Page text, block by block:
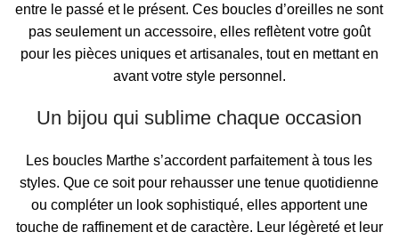
entre le passé et le présent. Ces boucles d’oreilles ne sont
pas seulement un accessoire, elles reflètent votre goût
pour les pièces uniques et artisanales, tout en mettant en
avant votre style personnel.
Un bijou qui sublime chaque occasion
Les boucles Marthe s’accordent parfaitement à tous les
styles. Que ce soit pour rehausser une tenue quotidienne
ou compléter un look sophistiqué, elles apportent une
touche de raffinement et de caractère. Leur légèreté et leur